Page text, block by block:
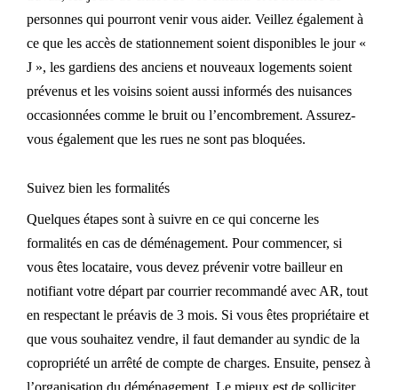
personnes qui pourront venir vous aider. Veillez également à
ce que les accès de stationnement soient disponibles le jour «
J », les gardiens des anciens et nouveaux logements soient
prévenus et les voisins soient aussi informés des nuisances
occasionnées comme le bruit ou l’encombrement. Assurez-
vous également que les rues ne sont pas bloquées.
Suivez bien les formalités
Quelques étapes sont à suivre en ce qui concerne les
formalités en cas de déménagement. Pour commencer, si
vous êtes locataire, vous devez prévenir votre bailleur en
notifiant votre départ par courrier recommandé avec AR, tout
en respectant le préavis de 3 mois. Si vous êtes propriétaire et
que vous souhaitez vendre, il faut demander au syndic de la
copropriété un arrêté de compte de charges. Ensuite, pensez à